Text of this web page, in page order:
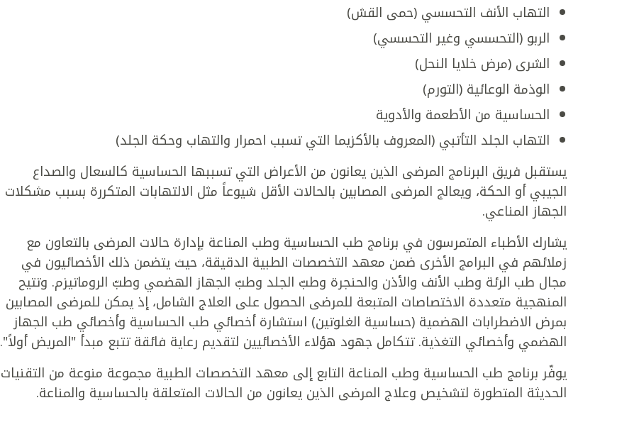
التهاب الأنف التحسسي (حمى القش)
الربو (التحسسي وغير التحسسي)
الشرى (مرض خلايا النحل)
الوذمة الوعائية (التورم)
الحساسية من الأطعمة والأدوية
التهاب الجلد التأتبي (المعروف بالأكزيما التي تسبب احمرار والتهاب وحكة الجلد)
يستقبل فريق البرنامج المرضى الذين يعانون من الأعراض التي تسببها الحساسية كالسعال والصداع
الجيبي أو الحكة، ويعالج المرضى المصابين بالحالات الأقل شيوعاً مثل الالتهابات المتكررة بسبب مشكلات
الجهاز المناعي.
يشارك الأطباء المتمرسون في برنامج طب الحساسية وطب المناعة بإدارة حالات المرضى بالتعاون مع
زملائهم في البرامج الأخرى ضمن معهد التخصصات الطبية الدقيقة، حيث يتضمن ذلك الأخصائيون في
مجال طب الرئة وطب الأنف والأذن والحنجرة وطبّ الجلد وطبّ الجهاز الهضمي وطبّ الروماتيزم. وتتيح
المنهجية متعددة الاختصاصات المتبعة للمرضى الحصول على العلاج الشامل، إذ يمكن للمرضى المصابين
بمرض الاضطرابات الهضمية (حساسية الغلوتين) استشارة أخصائي طب الحساسية وأخصائي طب الجهاز
الهضمي وأخصائي التغذية. تتكامل جهود هؤلاء الأخصائيين لتقديم رعاية فائقة تتبع مبدأ "المريض أولاً".
يوفّر برنامج طب الحساسية وطب المناعة التابع إلى معهد التخصصات الطبية مجموعة منوعة من التقنيات
الحديثة المتطورة لتشخيص وعلاج المرضى الذين يعانون من الحالات المتعلقة بالحساسية والمناعة.